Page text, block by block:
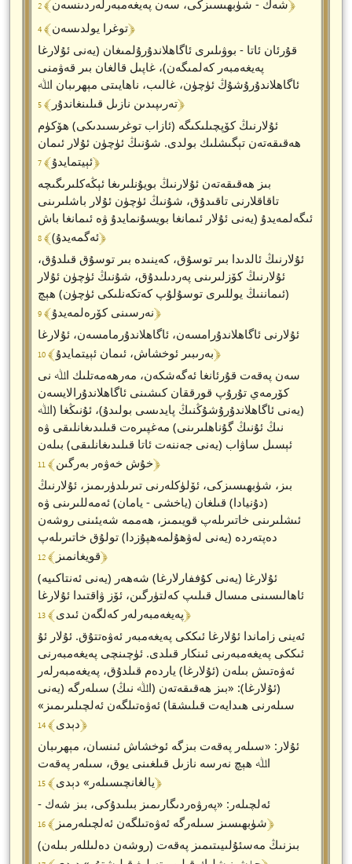
شەك - شۈبھىسىزكى، سەن پەيغەمبەرلەردىنسەن﴾ 2 ﴿
توغرا يولدىسەن﴾ 4 ﴿
قۇرئان ئاتا - بوۋىلىرى ئاگاھلاندۇرۇلمىغان (يەنى ئۇلارغا
پەيغەمبەر كەلمىگەن)، غاپىل قالغان بىر قەۋمنى
ئاگاھلاندۇرۇشۇڭ ئۈچۈن، غالىب، ناھايىتى مېھرىبان اﷲ
تەرىپىدىن نازىل قىلىنغاندۇر﴾ 5 ﴿
ئۇلارنىڭ كۆپچىلىكىگە (ئازاب توغرىسىدىكى) ھۆكۈم
ھەقىقەتەن تېگىشلىك بولدى. شۇنىڭ ئۈچۈن ئۇلار ئىمان
ئېيتمايدۇ﴾ 7 ﴿
بىز ھەقىقەتەن ئۇلارنىڭ بويۇنلىرىغا ئېڭەكلىرىگىچە
تاقاقلارنى تاقىدۇق، شۇنىڭ ئۈچۈن ئۇلار باشلىرىنى
ئىگەلمەيدۇ (يەنى ئۇلار ئىمانغا بويسۇنمايدۇ ۋە ئىمانغا باش
ئەگمەيدۇ)﴾ 8 ﴿
ئۇلارنىڭ ئالدىدا بىر توسۇق، كەينىدە بىر توسۇق قىلدۇق،
ئۇلارنىڭ كۆزلىرىنى پەردىلىدۇق، شۇنىڭ ئۈچۈن ئۇلار
(ئىماننىڭ يوللىرى توسۇلۇپ كەتكەنلىكى ئۈچۈن) ھېچ
نەرسىنى كۆرەلمەيدۇ﴾ 9 ﴿
ئۇلارنى ئاگاھلاندۇرامسەن، ئاگاھلاندۇرمامسەن، ئۇلارغا
بەرىبىر ئوخشاش، ئىمان ئېيتمايدۇ﴾ 10 ﴿
سەن پەقەت قۇرئانغا ئەگەشكەن، مەرھەمەتلىك اﷲ نى
كۆرمەي تۇرۇپ قورققان كىشىنى ئاگاھلاندۇرالايسەن
(يەنى ئاگاھلاندۇرۇشۇڭنىڭ پايدىسى بولىدۇ)، ئۇنىڭغا (اﷲ
نىڭ ئۇنىڭ گۇناھلىرىنى) مەغپىرەت قىلىدىغانلىقى ۋە
ئېسىل ساۋاب (يەنى جەننەت ئاتا قىلىدىغانلىقى) بىلەن
خۇش خەۋەر بەرگىن﴾ 11 ﴿
بىز، شۈبھىسىزكى، ئۆلۈكلەرنى تىرىلدۈرىمىز، ئۇلارنىڭ
(دۇنيادا) قىلغان (ياخشى - يامان) ئەمەللىرىنى ۋە
ئىشلىرىنى خاتىرىلەپ قويىمىز، ھەممە شەيئىنى روشەن
دەپتەردە (يەنى لەۋھۇلمەھپۇزدا) تولۇق خاتىرىلەپ
قويغانمىز﴾ 12 ﴿
ئۇلارغا (يەنى كۇففارلارغا) شەھەر (يەنى ئەنتاكىيە)
ئاھالىسىنى مىسال قىلىپ كەلتۈرگىن، ئۆز ۋاقتىدا ئۇلارغا
پەيغەمبەرلەر كەلگەن ئىدى﴾ 13 ﴿
ئەينى زاماندا ئۇلارغا ئىككى پەيغەمبەر ئەۋەتتۇق. ئۇلار ئۇ
ئىككى پەيغەمبەرنى ئىنكار قىلدى. ئۈچىنچى پەيغەمبەرنى
ئەۋەتىش بىلەن (ئۇلارغا) ياردەم قىلدۇق، پەيغەمبەرلەر
(ئۇلارغا): «بىز ھەقىقەتەن (اﷲ نىڭ) سىلەرگە (يەنى
سىلەرنى ھىدايەت قىلىشقا) ئەۋەتىلگەن ئەلچىلىرىمىز»
دېدى﴾ 14 ﴿
ئۇلار: «سىلەر پەقەت بىزگە ئوخشاش ئىنسان، مېھرىبان
اﷲ ھېچ نەرسە نازىل قىلغىنى يوق، سىلەر پەقەت
يالغانچىسىلەر» دېدى﴾ 15 ﴿
ئەلچىلەر: «پەرۋەردىگارىمىز بىلىدۇكى، بىز شەك -
شۈبھىسىز سىلەرگە ئەۋەتىلگەن ئەلچىلەرمىز﴾ 16 ﴿
بىزنىڭ مەسئۇلىيىتىمىز پەقەت (روشەن دەلىللەر بىلەن)